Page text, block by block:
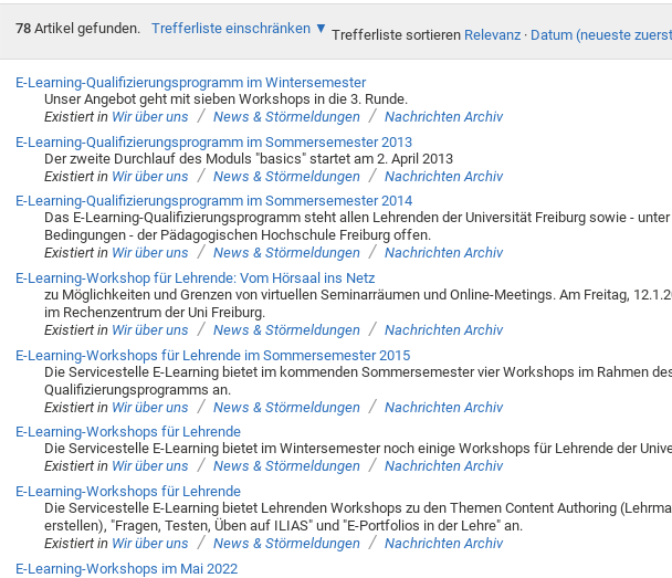
78Artikel gefunden. Trefferliste einschränken Trefferliste sortieren Relevanz · Datum (neueste
E-Learning-Qualifizierungsprogramm im Wintersemester
Unser Angebot geht mit sieben Workshops in die 3. Runde.
Existiert in Wir über uns / News & Störmeldungen / Nachrichten Archiv
E-Learning-Qualifizierungsprogramm im Sommersemester 2013
Der zweite Durchlauf des Moduls "basics" startet am 2. April 2013
Existiert in Wir über uns / News & Störmeldungen / Nachrichten Archiv
E-Learning-Qualifizierungsprogramm im Sommersemester 2014
Das E-Learning-Qualifizierungsprogramm steht allen Lehrenden der Universität Freiburg sowie -
Bedingungen - der Pädagogischen Hochschule Freiburg offen.
Existiert in Wir über uns / News & Störmeldungen / Nachrichten Archiv
E-Learning-Workshop für Lehrende: Vom Hörsaal ins Netz
zu Möglichkeiten und Grenzen von virtuellen Seminarräumen und Online-Meetings. Am Freitag,
im Rechenzentrum der Uni Freiburg.
Existiert in Wir über uns / News & Störmeldungen / Nachrichten Archiv
E-Learning-Workshops für Lehrende im Sommersemester 2015
Die Servicestelle E-Learning bietet im kommenden Sommersemester vier Workshops im Rahmen
Qualifizierungsprogramms an.
Existiert in Wir über uns / News & Störmeldungen / Nachrichten Archiv
E-Learning-Workshops für Lehrende
Die Servicestelle E-Learning bietet im Wintersemester noch einige Workshops für Lehrende der
Existiert in Wir über uns / News & Störmeldungen / Nachrichten Archiv
E-Learning-Workshops für Lehrende
Die Servicestelle E-Learning bietet Lehrenden Workshops zu den Themen Content Authoring
erstellen), "Fragen, Testen, Üben auf ILIAS" und "E-Portfolios in der Lehre" an.
Existiert in Wir über uns / News & Störmeldungen / Nachrichten Archiv
E-Learning-Workshops im Mai 2022